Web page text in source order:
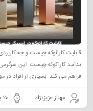
قابلیت کارائوکه چیست و چه
بدانید کاراکوئه چیست. این
فراهم می‌ کند. بسیاری از افراد
مهناز عزیزنژاد ۲۰ بهمن ۱۴۰۳